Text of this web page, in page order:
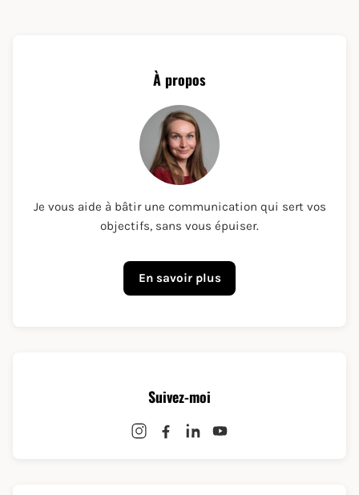
À propos
Je vous aide à bâtir une communication qui sert vos
objectifs, sans vous épuiser.
En savoir plus
Suivez-moi